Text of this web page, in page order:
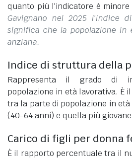
quanto più l'indicatore è
Gavignano nel 2025 l'indice
significa che la popolazione in
anziana.
Indice di struttura della
Rappresenta il grado di
popolazione in età lavorativa. È
tra la parte di popolazione in
(40-64 anni) e quella più
Carico di figli per donna
È il rapporto percentuale tra il